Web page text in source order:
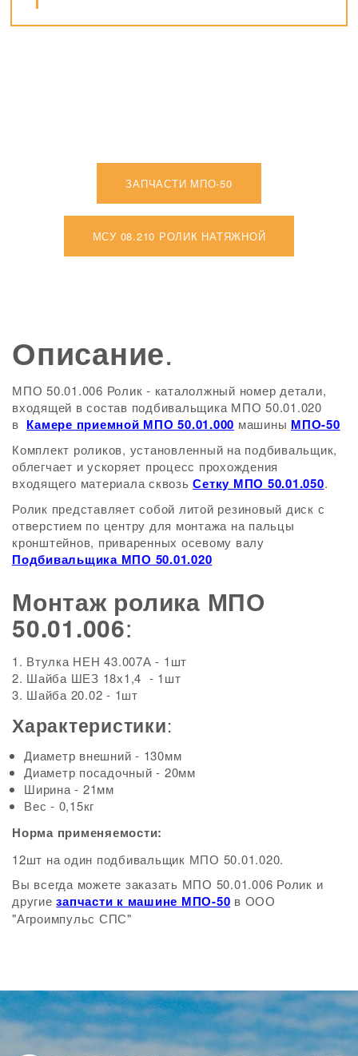
ЗАПЧАСТИ МПО-50
МСУ 08.210 РОЛИК НАТЯЖНОЙ
Описание.
МПО 50.01.006 Ролик - каталолжный номер детали,
входящей в состав подбивальщика МПО 50.01.020
в Камере приемной МПО 50.01.000 машины МПО-50
Комплект роликов, установленный на подбивальщик,
облегчает и ускоряет процесс прохождения
входящего материала сквозьСетку МПО 50.01.050.
Ролик представляет собой литой резиновый диск с
отверстием по центру для монтажа на пальцы
кронштейнов, приваренных осевому валу
Подбивальщика МПО 50.01.020
Монтаж ролика МПО
50.01.006:
Втулка НЕН 43.007А - 1шт
Шайба ШЕЗ 18х1,4 - 1шт
Шайба 20.02 - 1шт
Характеристики:
Диаметр внешний - 130мм
Диаметр посадочный - 20мм
Ширина - 21мм
Вес - 0,15кг
Норма применяемости:
12шт на один подбивальщик МПО 50.01.020.
Вы всегда можете заказать МПО 50.01.006 Ролик и
другиезапчасти к машине МПО-50 в ООО
"Агроимпульс СПС"